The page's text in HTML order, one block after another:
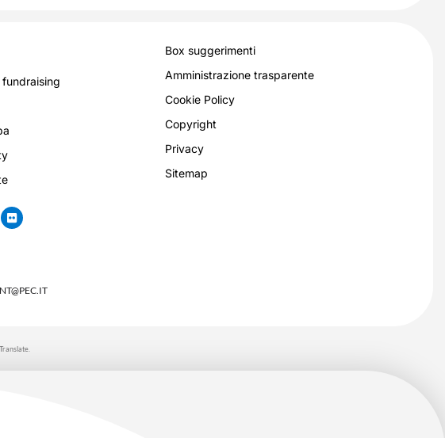
Box suggerimenti
Amministrazione trasparente
Cookie Policy
Copyright
Privacy
Sitemap